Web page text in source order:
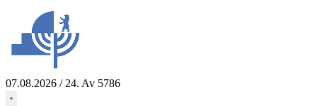
springen
07.08.2026 / 24. Av 5786